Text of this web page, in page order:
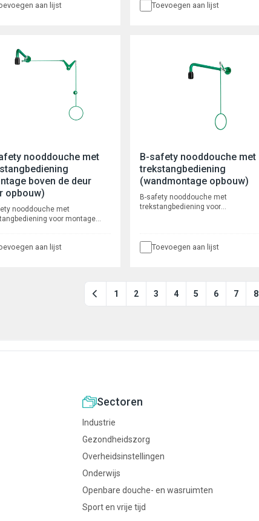
aansluiting 1/2" buitendraad
aan lijst
l/min, aansluiting 3/4" buitendraad
Toevoegen aan lijst
nooddouche met
boven de deur
opbouw)
nooddouche met
voor montage
2345 mm, lengte
aan lijst
B-safety nooddouche met
trekstangbediening
(wandmontage opbouw)
B-safety nooddouche met
trekstangbediening voor
3/4" binnendraad.
Toevoegen aan lijst
1 2 3 4 5 6 7 8
Sectoren
Industrie
Gezondheidszorg
Overheidsinstellingen
Onderwijs
Openbare douche- en wasruimten
Sport en vrije tijd